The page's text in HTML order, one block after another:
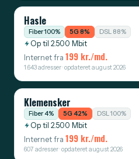
Hasle
Fiber 100% 5G 8% DSL 88%
Op til 2.500 Mbit
Internet fra 199 kr./md.
1.643 adresser · opdateret august 2026
Klemensker
Fiber 4% 5G 42% DSL 100%
Op til 2.500 Mbit
Internet fra 199 kr./md.
607 adresser · opdateret august 2026